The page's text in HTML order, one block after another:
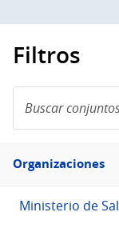
Filtros
conjuntos
de
Filtro
Organizaciones
Ministerio de